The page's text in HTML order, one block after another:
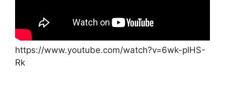
https://www.youtube.com/watch?v=6wk-plHS-
Rk